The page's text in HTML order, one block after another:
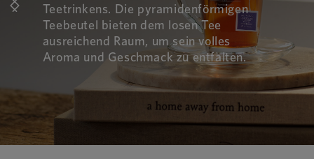
Teetrinkens. Die pyramidenförmigen
Teebeutel bieten dem losen Tee
ausreichend Raum, um sein volles
Aroma und Geschmack zu entfalten.